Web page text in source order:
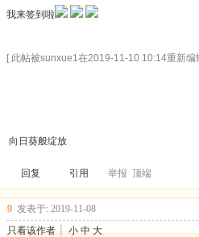
我来签到啦
[ 此帖被sunxue1在2019-11-10 10:14重新编
向日葵般绽放
回复 引用 举报 顶端
9 发表于: 2019-11-08
只看该作者 ┊ 小 中 大